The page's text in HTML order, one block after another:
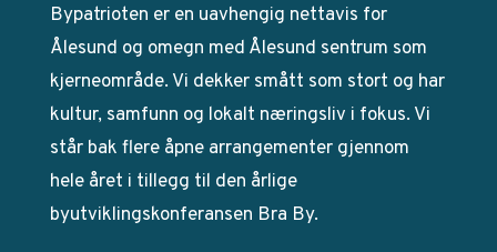
Bypatrioten er en uavhengig nettavis for
Ålesund og omegn med Ålesund sentrum som
kjerneområde. Vi dekker smått som stort og har
kultur, samfunn og lokalt næringsliv i fokus. Vi
står bak flere åpne arrangementer gjennom
hele året i tillegg til den årlige
byutviklingskonferansen Bra By.